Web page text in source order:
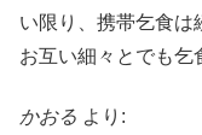
い限り、携帯乞食は
お互い細々とでも乞
かおる より: